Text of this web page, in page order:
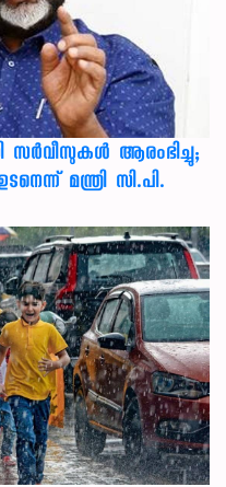
ആരംഭിച്ചു;
മന്ത്രി സി.പി.